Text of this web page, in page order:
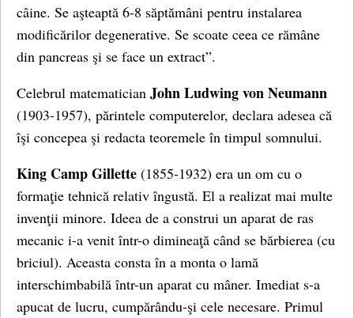
câine. Se aşteaptă 6-8 săptămâni pentru instalarea
modificărilor degenerative. Se scoate ceea ce rămâne
din pancreas şi se face un extract”.
Celebrul matematician John Ludwing von Neumann
(1903-1957), părintele computerelor, declara adesea că
îşi concepea şi redacta teoremele în timpul somnului.
King Camp Gillette (1855-1932) era un om cu o
formaţie tehnică relativ îngustă. El a realizat mai multe
invenţii minore. Ideea de a construi un aparat de ras
mecanic i-a venit într-o dimineaţă când se bărbierea (cu
briciul). Aceasta consta în a monta o lamă
interschimbabilă într-un aparat cu mâner. Imediat s-a
apucat de lucru, cumpărându-şi cele necesare. Primul